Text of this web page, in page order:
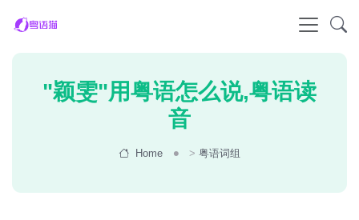
"颖雯"用粤语怎么说,粤语读
音
Home >粤语词组